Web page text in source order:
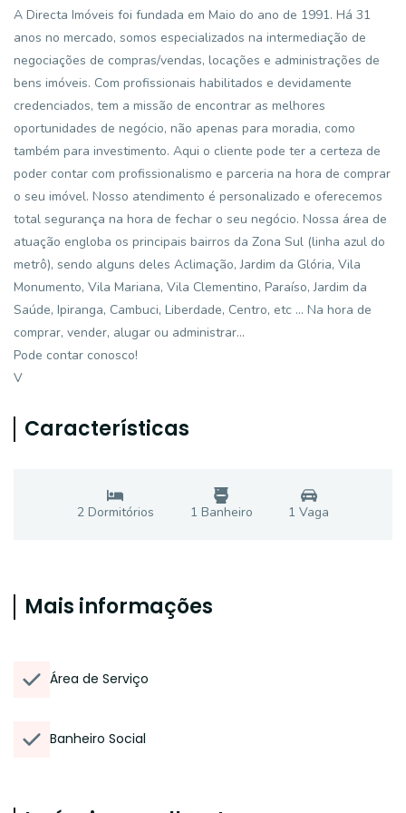
A Directa Imóveis foi fundada em Maio do ano de 1991. Há 31
anos no mercado, somos especializados na intermediação de
negociações de compras/vendas, locações e administrações de
bens imóveis. Com profissionais habilitados e devidamente
credenciados, tem a missão de encontrar as melhores
oportunidades de negócio, não apenas para moradia, como
também para investimento. Aqui o cliente pode ter a certeza de
poder contar com profissionalismo e parceria na hora de comprar
o seu imóvel. Nosso atendimento é personalizado e oferecemos
total segurança na hora de fechar o seu negócio. Nossa área de
atuação engloba os principais bairros da Zona Sul (linha azul do
metrô), sendo alguns deles Aclimação, Jardim da Glória, Vila
Monumento, Vila Mariana, Vila Clementino, Paraíso, Jardim da
Saúde, Ipiranga, Cambuci, Liberdade, Centro, etc ... Na hora de
comprar, vender, alugar ou administrar...
Pode contar conosco!
V
Características
2Dormitórios 1 Banheiro 1 Vaga
Mais informações
Área de Serviço
Banheiro Social